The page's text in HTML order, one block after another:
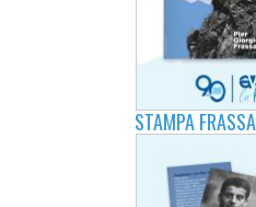
STAMPA